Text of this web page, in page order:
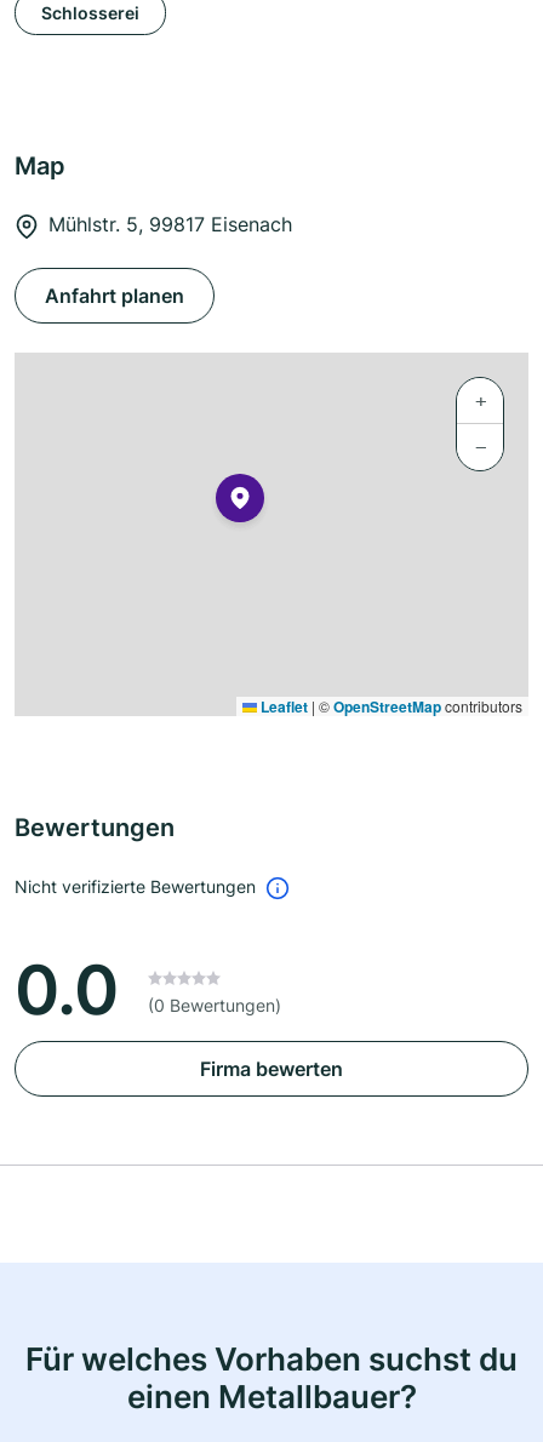
Schlosserei
Map
Mühlstr. 5, 99817 Eisenach
Anfahrt planen
+
−
Leaflet | ©OpenStreetMapcontributors
Bewertungen
Nicht verifizierte Bewertungen
0.0 (0 Bewertungen)
Firma bewerten
Für welches Vorhaben suchst du
einen Metallbauer?